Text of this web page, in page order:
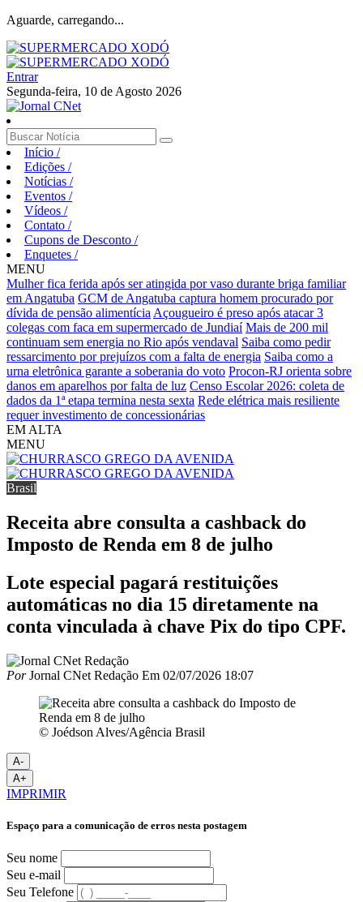
Aguarde, carregando...
Entrar
Segunda-feira, 10 de Agosto 2026
Início /
Edições /
Notícias /
Eventos /
Vídeos /
Contato /
Cupons de Desconto /
Enquetes /
MENU
Mulher fica ferida após ser atingida por vaso durante briga familiar
em Angatuba GCM de Angatuba captura homem procurado por
dívida de pensão alimentícia Açougueiro é preso após atacar 3
colegas com faca em supermercado de Jundiaí Mais de 200 mil
continuam sem energia no Rio após vendaval Saiba como pedir
ressarcimento por prejuízos com a falta de energia Saiba como a
urna eletrônica garante a soberania do voto Procon-RJ orienta sobre
danos em aparelhos por falta de luz Censo Escolar 2026: coleta de
dados da 1ª etapa termina nesta sexta Rede elétrica mais resiliente
requer investimento de concessionárias
EM ALTA
MENU
Brasil
Receita abre consulta a cashback do
Imposto de Renda em 8 de julho
Lote especial pagará restituições
automáticas no dia 15 diretamente na
conta vinculada à chave Pix do tipo CPF.
PorJornal CNet Redação Em 02/07/2026 18:07
© Joédson Alves/Agência Brasil
A-
A+
IMPRIMIR
Espaço para a comunicação de erros nesta postagem
Seu nome
Seu e-mail
Seu Telefone